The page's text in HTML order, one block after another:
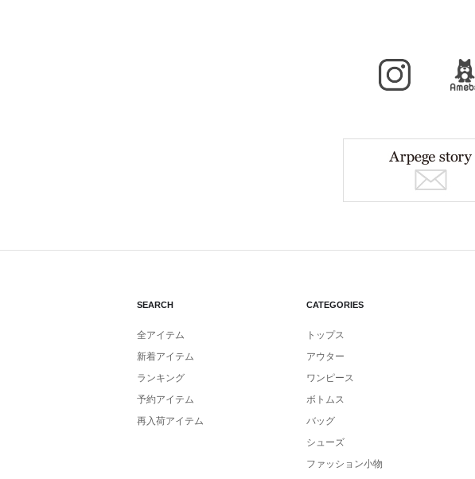
SEARCH
全アイテム
新着アイテム
ランキング
予約アイテム
再入荷アイテム
CATEGORIES
トップス
アウター
ワンピース
ボトムス
バッグ
シューズ
ファッション小物